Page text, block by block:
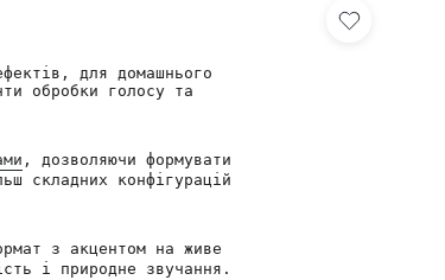
для домашнього
обробки голосу та
, дозволяючи формувати
складних конфігурацій
з акцентом на живе
і природне звучання.